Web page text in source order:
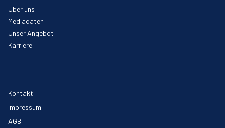
Über uns
Mediadaten
Unser Angebot
Karriere
Kontakt
Impressum
AGB